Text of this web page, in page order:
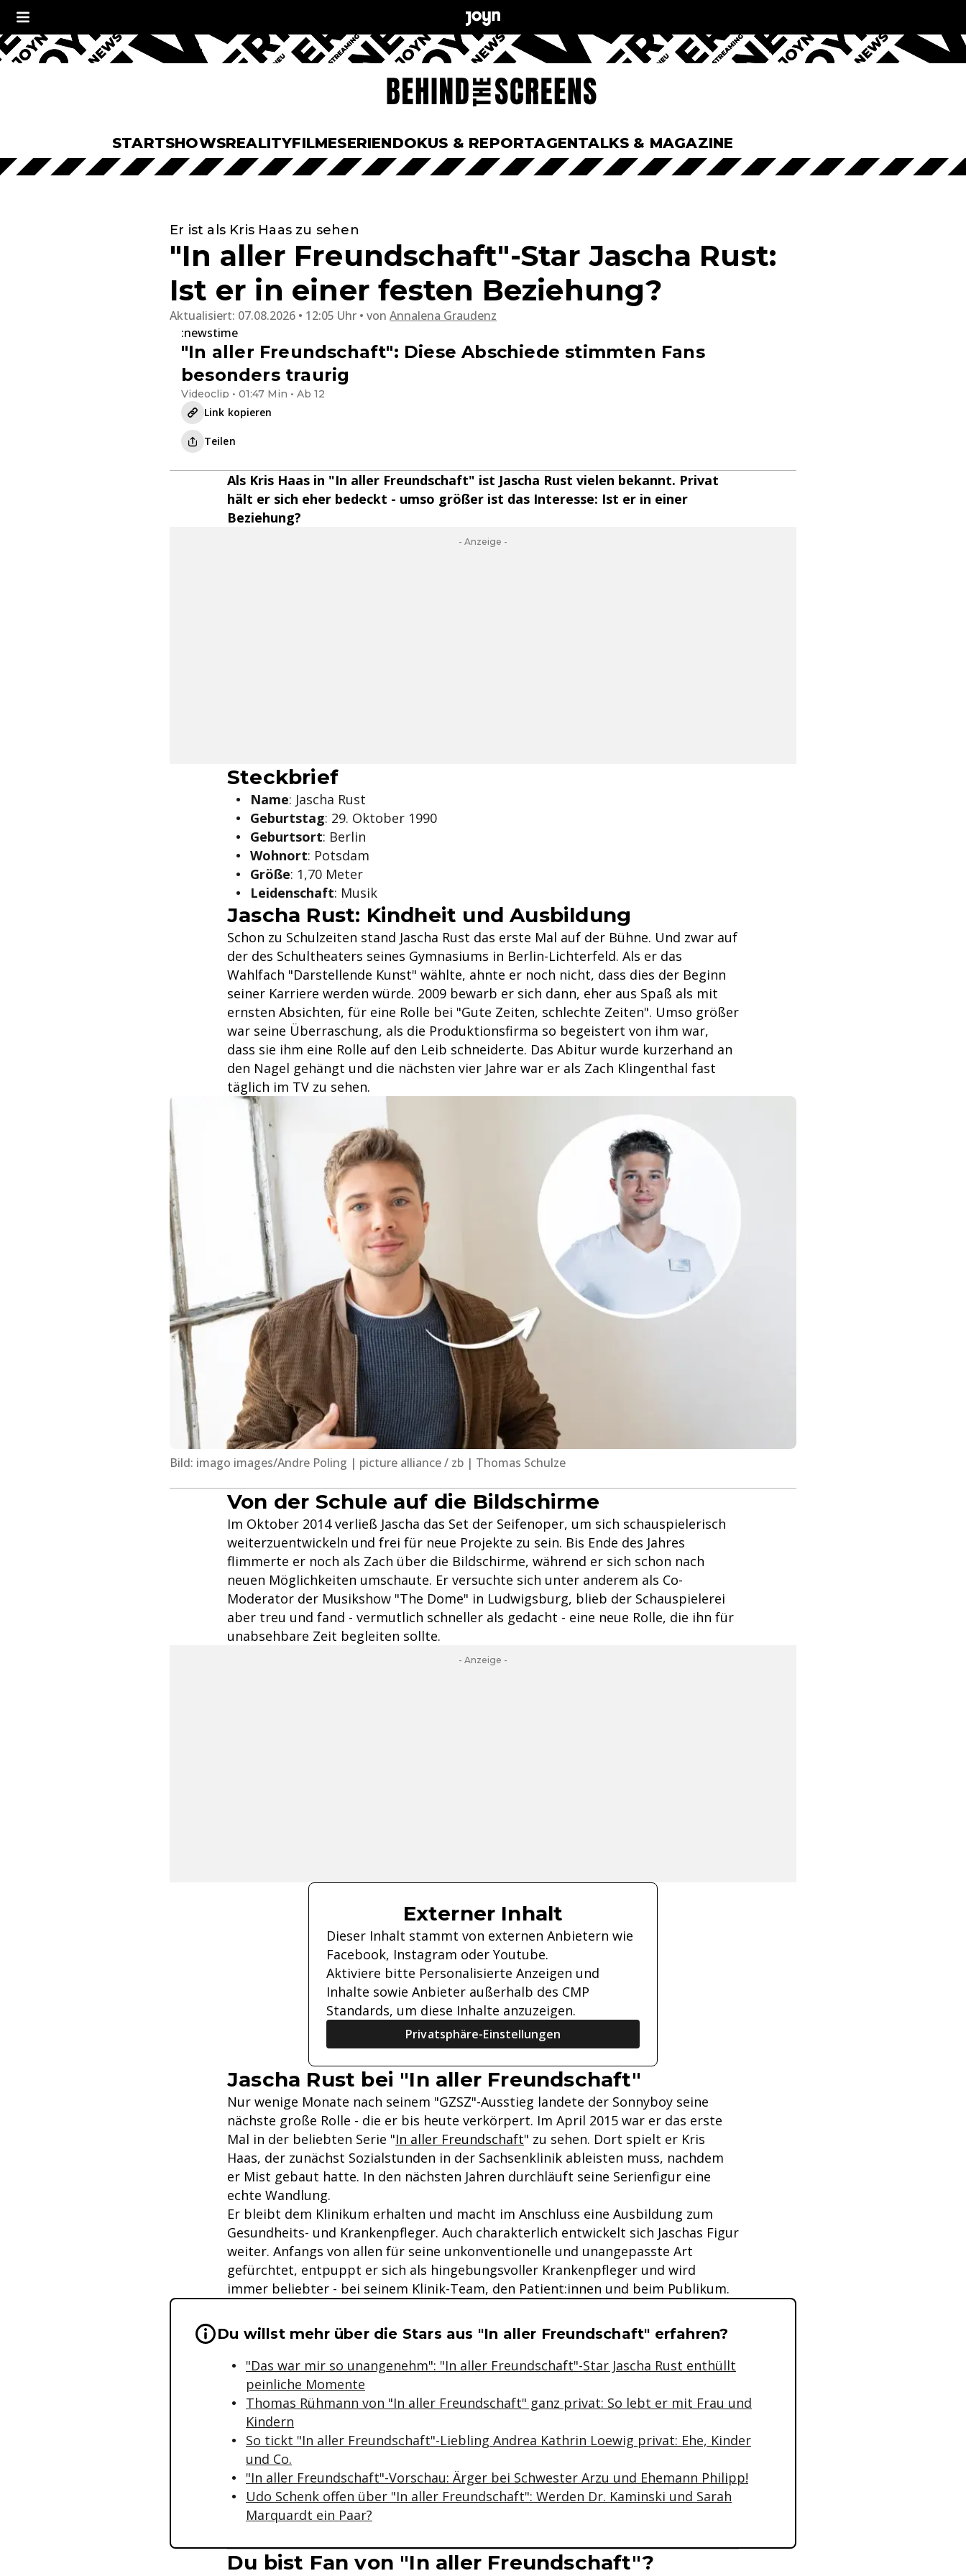
STARTSHOWSREALITYFILMESERIENDOKUS & REPORTAGENTALKS & MAGAZINE
Er ist als Kris Haas zu sehen
"In aller Freundschaft"-Star Jascha Rust:
Ist er in einer festen Beziehung?
Aktualisiert: 07.08.2026 • 12:05 Uhr von Annalena Graudenz
:newstime
"In aller Freundschaft": Diese Abschiede stimmten Fans
besonders traurig
Videoclip • 01:47 Min • Ab 12
Link kopieren
Teilen
Als Kris Haas in "In aller Freundschaft" ist Jascha Rust vielen bekannt. Privat
hält er sich eher bedeckt - umso größer ist das Interesse: Ist er in einer
Beziehung?
- Anzeige -
Steckbrief
Name: Jascha Rust
Geburtstag: 29. Oktober 1990
Geburtsort: Berlin
Wohnort: Potsdam
Größe: 1,70 Meter
Leidenschaft: Musik
Jascha Rust: Kindheit und Ausbildung
Schon zu Schulzeiten stand Jascha Rust das erste Mal auf der Bühne. Und zwar auf
der des Schultheaters seines Gymnasiums in Berlin-Lichterfeld. Als er das
Wahlfach "Darstellende Kunst" wählte, ahnte er noch nicht, dass dies der Beginn
seiner Karriere werden würde. 2009 bewarb er sich dann, eher aus Spaß als mit
ernsten Absichten, für eine Rolle bei "Gute Zeiten, schlechte Zeiten". Umso größer
war seine Überraschung, als die Produktionsfirma so begeistert von ihm war,
dass sie ihm eine Rolle auf den Leib schneiderte. Das Abitur wurde kurzerhand an
den Nagel gehängt und die nächsten vier Jahre war er als Zach Klingenthal fast
täglich im TV zu sehen.
Bild: imago images/Andre Poling | picture alliance / zb | Thomas Schulze
Von der Schule auf die Bildschirme
Im Oktober 2014 verließ Jascha das Set der Seifenoper, um sich schauspielerisch
weiterzuentwickeln und frei für neue Projekte zu sein. Bis Ende des Jahres
flimmerte er noch als Zach über die Bildschirme, während er sich schon nach
neuen Möglichkeiten umschaute. Er versuchte sich unter anderem als Co-
Moderator der Musikshow "The Dome" in Ludwigsburg, blieb der Schauspielerei
aber treu und fand - vermutlich schneller als gedacht - eine neue Rolle, die ihn für
unabsehbare Zeit begleiten sollte.
- Anzeige -
Externer Inhalt
Dieser Inhalt stammt von externen Anbietern wie
Facebook, Instagram oder Youtube.
Aktiviere bitte Personalisierte Anzeigen und
Inhalte sowie Anbieter außerhalb des CMP
Standards, um diese Inhalte anzuzeigen.
Privatsphäre-Einstellungen
Jascha Rust bei "In aller Freundschaft"
Nur wenige Monate nach seinem "GZSZ"-Ausstieg landete der Sonnyboy seine
nächste große Rolle - die er bis heute verkörpert. Im April 2015 war er das erste
Mal in der beliebten Serie "In aller Freundschaft" zu sehen. Dort spielt er Kris
Haas, der zunächst Sozialstunden in der Sachsenklinik ableisten muss, nachdem
er Mist gebaut hatte. In den nächsten Jahren durchläuft seine Serienfigur eine
echte Wandlung.
Er bleibt dem Klinikum erhalten und macht im Anschluss eine Ausbildung zum
Gesundheits- und Krankenpfleger. Auch charakterlich entwickelt sich Jaschas Figur
weiter. Anfangs von allen für seine unkonventionelle und unangepasste Art
gefürchtet, entpuppt er sich als hingebungsvoller Krankenpfleger und wird
immer beliebter - bei seinem Klinik-Team, den Patient:innen und beim Publikum.
Wichtige Hinweise & Informationen zum Inhalt
Du willst mehr über die Stars aus "In aller Freundschaft" erfahren?
"Das war mir so unangenehm": "In aller Freundschaft"-Star Jascha Rust enthüllt
peinliche Momente
Thomas Rühmann von "In aller Freundschaft" ganz privat: So lebt er mit Frau und
Kindern
So tickt "In aller Freundschaft"-Liebling Andrea Kathrin Loewig privat: Ehe, Kinder
und Co.
"In aller Freundschaft"-Vorschau: Ärger bei Schwester Arzu und Ehemann Philipp!
Udo Schenk offen über "In aller Freundschaft": Werden Dr. Kaminski und Sarah
Marquardt ein Paar?
Du bist Fan von "In aller Freundschaft"?